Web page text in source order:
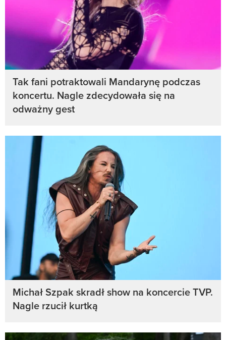
Tak fani potraktowali Mandarynę podczas
koncertu. Nagle zdecydowała się na
odważny gest
Michał Szpak skradł show na koncercie TVP.
Nagle rzucił kurtką